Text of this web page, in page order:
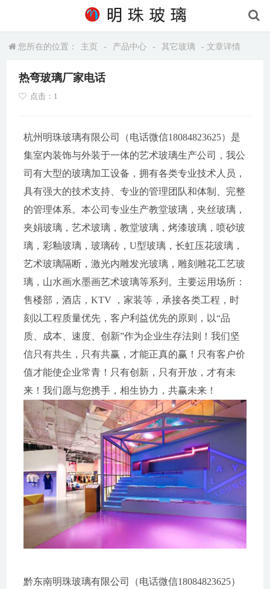
您所在的位置： 主页 - 产品中心 - 其它玻璃 - 文章详情
热弯玻璃厂家电话
点击：1
杭州明珠玻璃有限公司（电话微信18084823625）是
集室内装饰与外装于一体的艺术玻璃生产公司，我公
司有大型的玻璃加工设备，拥有各类专业技术人员，
具有强大的技术支持、专业的管理团队和体制、完整
的管理体系。本公司专业生产教堂玻璃，夹丝玻璃，
夹娟玻璃，艺术玻璃，教堂玻璃，烤漆玻璃，喷砂玻
璃，彩釉玻璃，玻璃砖，U型玻璃，长虹压花玻璃，
艺术玻璃隔断，激光内雕发光玻璃，雕刻雕花工艺玻
璃，山水画水墨画艺术玻璃等系列。主要运用场所：
售楼部，酒店，KTV ，家装等，承接各类工程，时
刻以工程质量优先，客户利益优先的原则，以“品
质、成本、速度、创新”作为企业生存法则！我们坚
信只有共生，只有共赢，才能正真的赢！只有客户价
值才能使企业常青！只有创新，只有开放，才有未
来！我们愿与您携手，相生协力，共赢未来！
黔东南明珠玻璃有限公司（电话微信18084823625）